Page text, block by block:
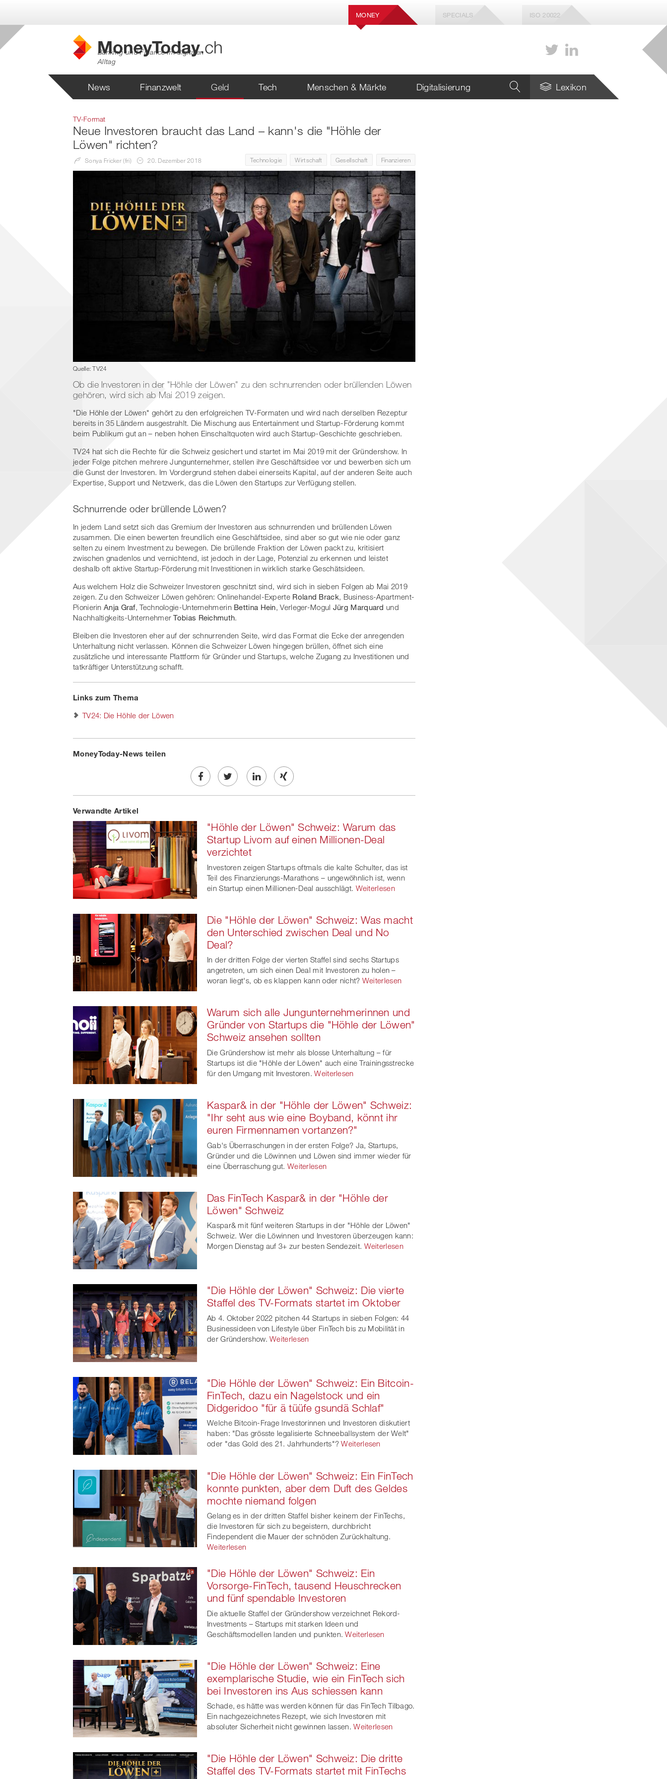
MONEY SPECIALS ISO 20022
Banking und Finance im digitalen
Alltag
News Finanzwelt Geld Tech Menschen & Märkte Digitalisierung Lexikon
TV-Format
Neue Investoren braucht das Land – kann's die "Höhle der
Löwen" richten?
Sonya Fricker (fri) 20. Dezember 2018 Technologie Wirtschaft Gesellschaft Finanzieren
Quelle: TV24
Ob die Investoren in der "Höhle der Löwen" zu den schnurrenden oder brüllenden Löwen
gehören, wird sich ab Mai 2019 zeigen.
"Die Höhle der Löwen" gehört zu den erfolgreichen TV-Formaten und wird nach derselben Rezeptur
bereits in 35 Ländern ausgestrahlt. Die Mischung aus Entertainment und Startup-Förderung kommt
beim Publikum gut an – neben hohen Einschaltquoten wird auch Startup-Geschichte geschrieben.
TV24 hat sich die Rechte für die Schweiz gesichert und startet im Mai 2019 mit der Gründershow. In
jeder Folge pitchen mehrere Jungunternehmer, stellen ihre Geschäftsidee vor und bewerben sich um
die Gunst der Investoren. Im Vordergrund stehen dabei einerseits Kapital, auf der anderen Seite auch
Expertise, Support und Netzwerk, das die Löwen den Startups zur Verfügung stellen.
Schnurrende oder brüllende Löwen?
In jedem Land setzt sich das Gremium der Investoren aus schnurrenden und brüllenden Löwen
zusammen. Die einen bewerten freundlich eine Geschäftsidee, sind aber so gut wie nie oder ganz
selten zu einem Investment zu bewegen. Die brüllende Fraktion der Löwen packt zu, kritisiert
zwischen gnadenlos und vernichtend, ist jedoch in der Lage, Potenzial zu erkennen und leistet
deshalb oft aktive Startup-Förderung mit Investitionen in wirklich starke Geschätsideen.
Aus welchem Holz die Schweizer Investoren geschnitzt sind, wird sich in sieben Folgen ab Mai 2019
zeigen. Zu den Schweizer Löwen gehören: Onlinehandel-Experte Roland Brack, Business-Apartment-
Pionierin Anja Graf, Technologie-Unternehmerin Bettina Hein, Verleger-Mogul Jürg Marquard und
Nachhaltigkeits-UnternehmerTobias Reichmuth.
Bleiben die Investoren eher auf der schnurrenden Seite, wird das Format die Ecke der anregenden
Unterhaltung nicht verlassen. Können die Schweizer Löwen hingegen brüllen, öffnet sich eine
zusätzliche und interessante Plattform für Gründer und Startups, welche Zugang zu Investitionen und
tatkräftiger Unterstützung schafft.
Links zum Thema
TV24: Die Höhle der Löwen
MoneyToday-News teilen
Share
Facebook
Twe
on
twitt
er
Share
linkedin
Share
Xing
Verwandte Artikel
"Höhle der Löwen" Schweiz: Warum das
Startup Livom auf einen Millionen-Deal
verzichtet
Investoren zeigen Startups oftmals die kalte Schulter, das ist
Teil des Finanzierungs-Marathons – ungewöhnlich ist, wenn
ein Startup einen Millionen-Deal ausschlägt. Weiterlesen
Die "Höhle der Löwen" Schweiz: Was macht
den Unterschied zwischen Deal und No
Deal?
In der dritten Folge der vierten Staffel sind sechs Startups
angetreten, um sich einen Deal mit Investoren zu holen –
woran liegt's, ob es klappen kann oder nicht? Weiterlesen
Warum sich alle Jungunternehmerinnen und
Gründer von Startups die "Höhle der Löwen"
Schweiz ansehen sollten
Die Gründershow ist mehr als blosse Unterhaltung – für
Startups ist die "Höhle der Löwen" auch eine Trainingsstrecke
für den Umgang mit Investoren. Weiterlesen
Kaspar& in der "Höhle der Löwen" Schweiz:
"Ihr seht aus wie eine Boyband, könnt ihr
euren Firmennamen vortanzen?"
Gab's Überraschungen in der ersten Folge? Ja, Startups,
Gründer und die Löwinnen und Löwen sind immer wieder für
eine Überraschung gut. Weiterlesen
Das FinTech Kaspar& in der "Höhle der
Löwen" Schweiz
Kaspar& mit fünf weiteren Startups in der "Höhle der Löwen"
Schweiz. Wer die Löwinnen und Investoren überzeugen kann:
Morgen Dienstag auf 3+ zur besten Sendezeit. Weiterlesen
"Die Höhle der Löwen" Schweiz: Die vierte
Staffel des TV-Formats startet im Oktober
Ab 4. Oktober 2022 pitchen 44 Startups in sieben Folgen: 44
Businessideen von Lifestyle über FinTech bis zu Mobilität in
der Gründershow. Weiterlesen
"Die Höhle der Löwen" Schweiz: Ein Bitcoin-
FinTech, dazu ein Nagelstock und ein
Didgeridoo "für ä tüüfe gsundä Schlaf"
Welche Bitcoin-Frage Investorinnen und Investoren diskutiert
haben: "Das grösste legalisierte Schneeballsystem der Welt"
oder "das Gold des 21. Jahrhunderts"?Weiterlesen
"Die Höhle der Löwen" Schweiz: Ein FinTech
konnte punkten, aber dem Duft des Geldes
mochte niemand folgen
Gelang es in der dritten Staffel bisher keinem der FinTechs,
die Investoren für sich zu begeistern, durchbricht
Findependent die Mauer der schnöden Zurückhaltung.
Weiterlesen
"Die Höhle der Löwen" Schweiz: Ein
Vorsorge-FinTech, tausend Heuschrecken
und fünf spendable Investoren
Die aktuelle Staffel der Gründershow verzeichnet Rekord-
Investments – Startups mit starken Ideen und
Geschäftsmodellen landen und punkten. Weiterlesen
"Die Höhle der Löwen" Schweiz: Eine
exemplarische Studie, wie ein FinTech sich
bei Investoren ins Aus schiessen kann
Schade, es hätte was werden können für das FinTech Tilbago.
Ein nachgezeichnetes Rezept, wie sich Investoren mit
absoluter Sicherheit nicht gewinnen lassen. Weiterlesen
"Die Höhle der Löwen" Schweiz: Die dritte
Staffel des TV-Formats startet mit FinTechs